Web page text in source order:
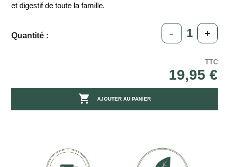
et digestif de toute la famille.
Quantité : - +
TTC
19,95 €
 AJOUTER AU PANIER